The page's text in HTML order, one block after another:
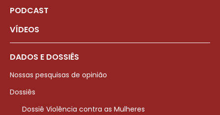
PODCAST
VÍDEOS
DADOS E DOSSIÊS
Nossas pesquisas de opinião
Dossiês
Dossiê Violência contra as Mulheres